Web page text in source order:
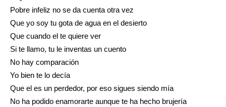
Pobre infeliz no se da cuenta otra vez
Que yo soy tu gota de agua en el desierto
Que cuando el te quiere ver
Si te llamo, tu le inventas un cuento
No hay comparación
Yo bien te lo decía
Que el es un perdedor, por eso sigues siendo mía
No ha podido enamorarte aunque te ha hecho brujería